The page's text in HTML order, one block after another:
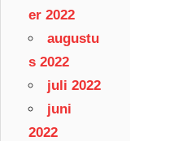
er 2022
augustu
s 2022
juli 2022
juni
2022